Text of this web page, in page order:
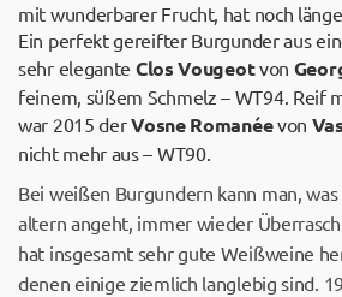
mit wunderbarer Frucht, hat noch
Ein perfekt gereifter Burgunder aus
sehr elegante Clos Vougeotvon
feinem, süßem Schmelz – WT94. Reif
war 2015 derVosne Romanéevon
nicht mehr aus – WT90.
Bei weißen Burgundern kann man,
altern angeht, immer wieder
hat insgesamt sehr gute Weißweine
denen einige ziemlich langlebig sind.